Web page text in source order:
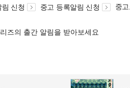
신청 중고 등록알림 신청 중
즈의 출간 알림을 받아보세요